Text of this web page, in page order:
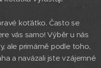
koťátko. Často se
vás samo! Výběr u nás
ale primárně podle toho,
a navázali jste vzájemné